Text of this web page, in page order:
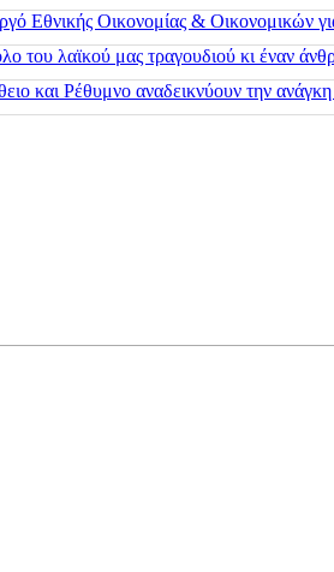
Εθνικής Οικονομίας &
λαϊκού μας τραγουδιού κι έναν
και Ρέθυμνο αναδεικνύουν την